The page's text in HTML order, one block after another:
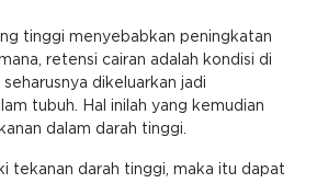
tinggi menyebabkan peningkatan
retensi cairan adalah kondisi di
dikeluarkan jadi
tubuh. Hal inilah yang kemudian
dalam darah tinggi.
tekanan darah tinggi, maka itu dapat